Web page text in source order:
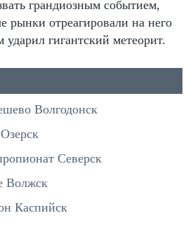
грандиозным событием,
рынки отреагировали на него
гигантский метеорит.
Волгодонск
Северск
Волжск
Каспийск